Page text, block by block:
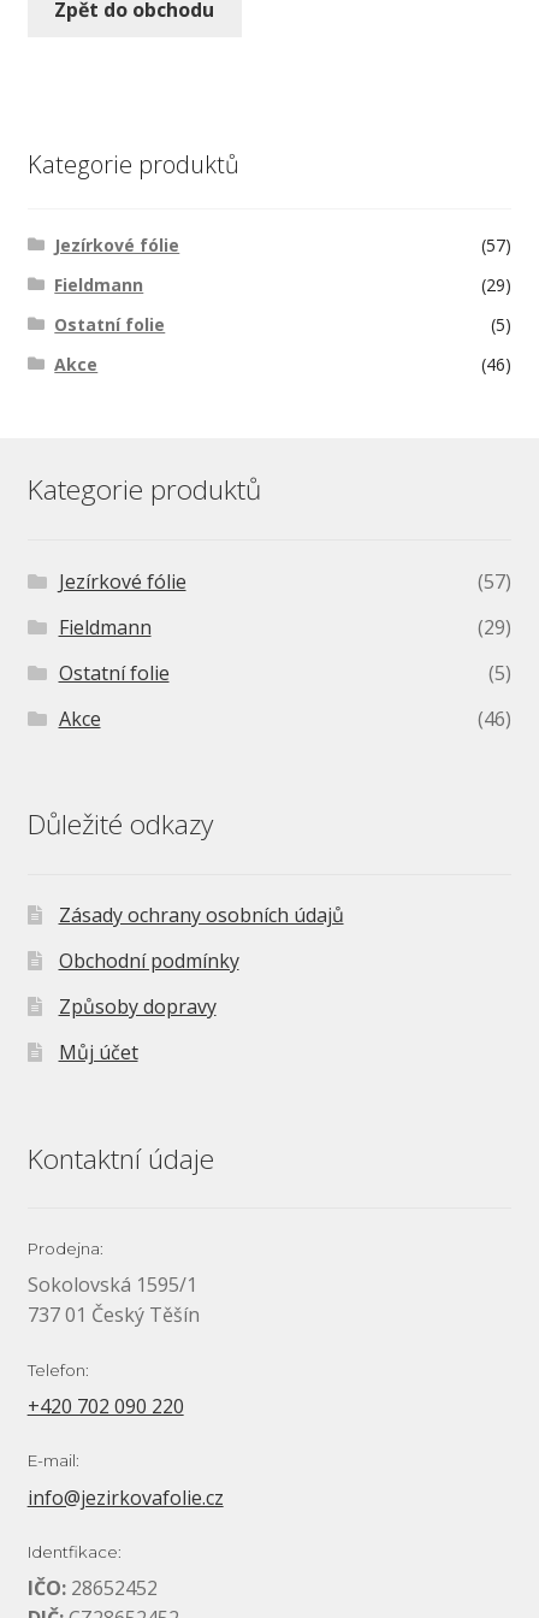
Zpět do obchodu
Kategorie produktů
Jezírkové fólie
(57)
Fieldmann
(29)
Ostatní folie
(5)
Akce
(46)
Kategorie produktů
Jezírkové fólie
(57)
Fieldmann
(29)
Ostatní folie
(5)
Akce
(46)
Důležité odkazy
Zásady ochrany osobních údajů
Obchodní podmínky
Způsoby dopravy
Můj účet
Kontaktní údaje
Prodejna:
Sokolovská 1595/1
737 01 Český Těšín
Telefon:
+420 702 090 220
E-mail:
info@jezirkovafolie.cz
Identfikace:
IČO:28652452